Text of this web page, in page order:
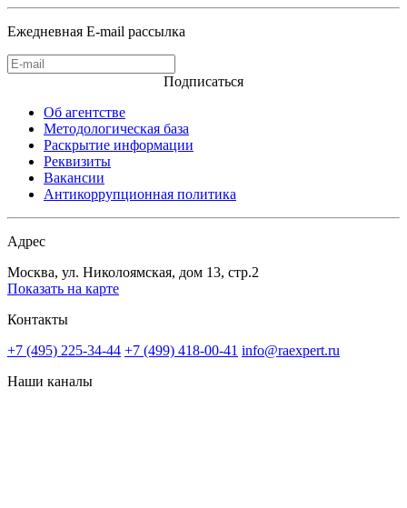
Ежедневная E-mail рассылка
Подписаться
Об агентстве
Методологическая база
Раскрытие информации
Реквизиты
Вакансии
Антикоррупционная политика
Адрес
Москва, ул. Николоямская, дом 13, стр.2
Показать на карте
Контакты
+7 (495) 225-34-44 +7 (499) 418-00-41 info@raexpert.ru
Наши каналы